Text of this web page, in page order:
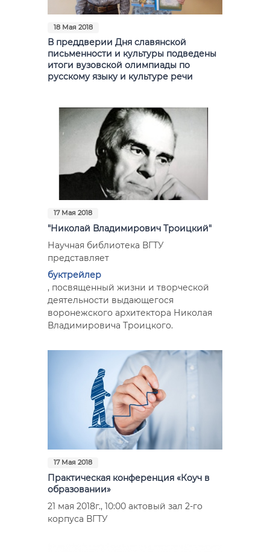
18 Мая 2018
В преддверии Дня славянской
письменности и культуры подведены
итоги вузовской олимпиады по
русскому языку и культуре речи
17 Мая 2018
"Николай Владимирович Троицкий"
Научная библиотека ВГТУ
представляет
буктрейлер
, посвященный жизни и творческой
деятельности выдающегося
воронежского архитектора Николая
Владимировича Троицкого.
17 Мая 2018
Практическая конференция «Коуч в
образовании»
21 мая 2018г., 10:00 актовый зал 2-го
корпуса ВГТУ